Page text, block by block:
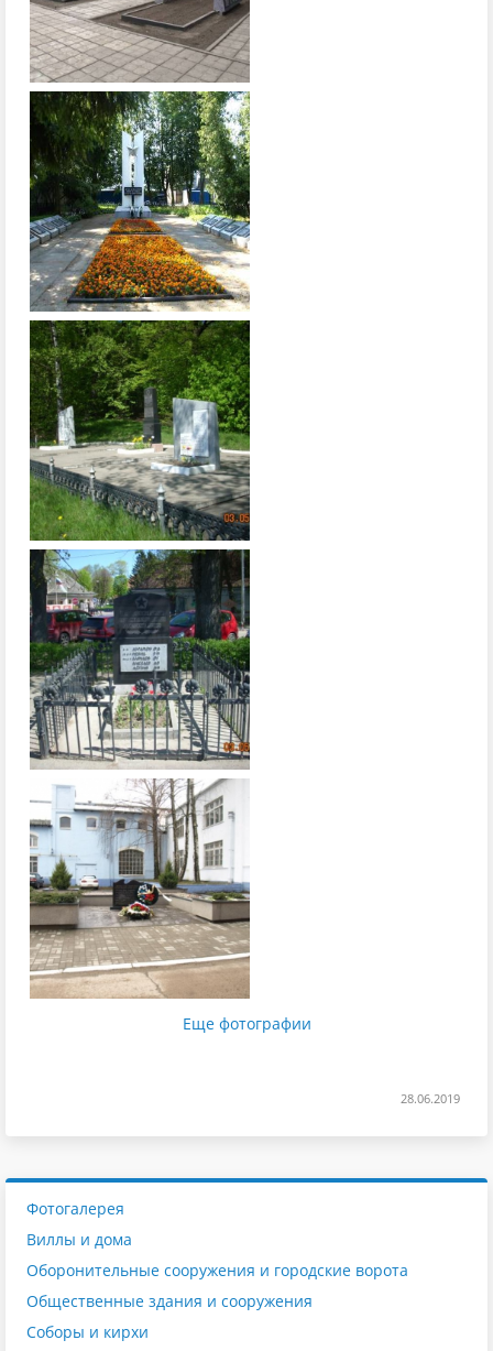
Еще фотографии
28.06.2019
Фотогалерея
Виллы и дома
Оборонительные сооружения и городские ворота
Общественные здания и сооружения
Соборы и кирхи